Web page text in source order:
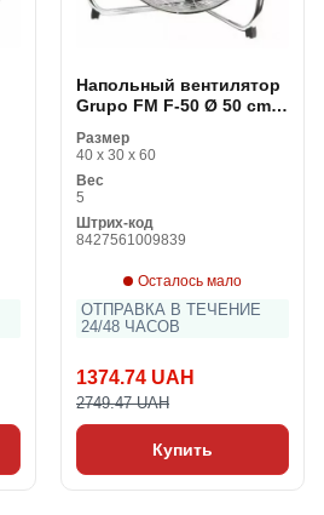
Напольный вентилятор
Grupo FM F-50 Ø 50 cm
Размер
40 x 30 x 60
Вес
5
Штрих-код
8427561009839
Осталось мало
ОТПРАВКА В ТЕЧЕНИЕ
24/48 ЧАСОВ
1374.74 UAH
2749.47 UAH
Купить